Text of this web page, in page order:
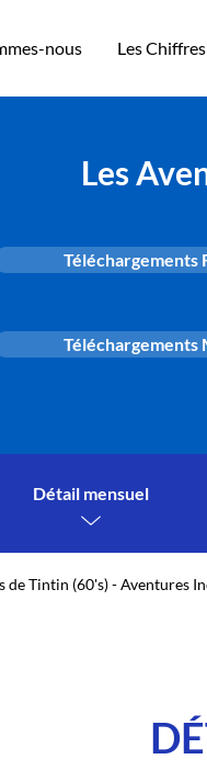
nous Les Chiffres
Les
Téléchargements
Téléchargements
Détail mensuel
de Tintin (60's) - Aventures